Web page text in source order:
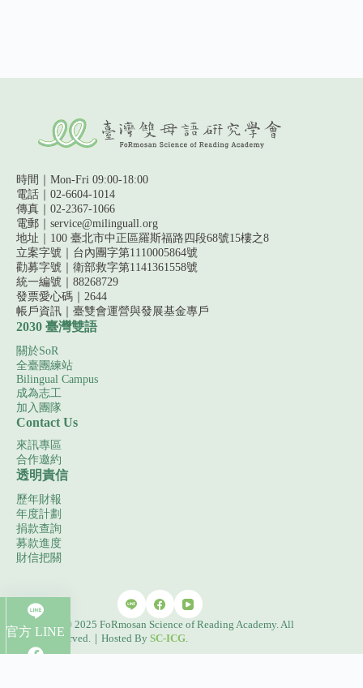
時間｜Mon-Fri 09:00-18:00
電話｜02-6604-1014
傳真｜02-2367-1066
電郵｜service@milinguall.org
地址｜100 臺北市中正區羅斯福路四段68號15樓之8
立案字號｜台內團字第1110005864號
勸募字號｜ 衛部救字第1141361558號
統一編號｜88268729
發票愛心碼｜2644
帳戶資訊｜ 臺雙會運營與發展基金專戶
2030 臺灣雙語
關於SoR
全臺團練站
Bilingual Campus
成為志工
加入團隊
Contact Us
來訊專區
合作邀約
透明責信
歷年財報
年度計劃
捐款查詢
募款進度
財信把關
Copyright © 2025 FoRmosan Science of Reading Academy. All
Rights Reserved.｜Hosted By SC-ICG.
官方 LINE